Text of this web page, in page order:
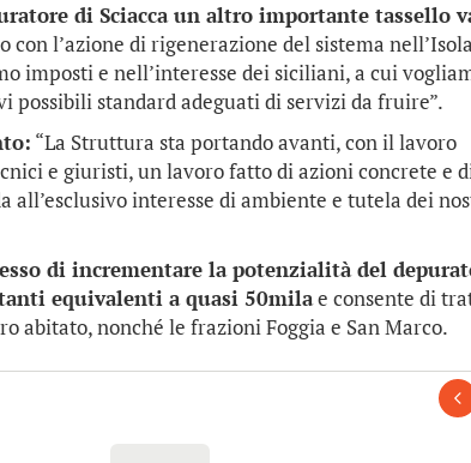
di Sciacca un altro importante tassello
con l’azione di rigenerazione del sistema nell’Isola
imposti e nell’interesse dei siciliani, a cui
standard adeguati di servizi da fruire”.
“La Struttura sta portando avanti, con il lavoro
e giuristi, un lavoro fatto di azioni concrete e
interesse di ambiente e tutela dei
di incrementare la potenzialità del
equivalenti a quasi 50milae consente di
abitato, nonché le frazioni Foggia e San Marco.